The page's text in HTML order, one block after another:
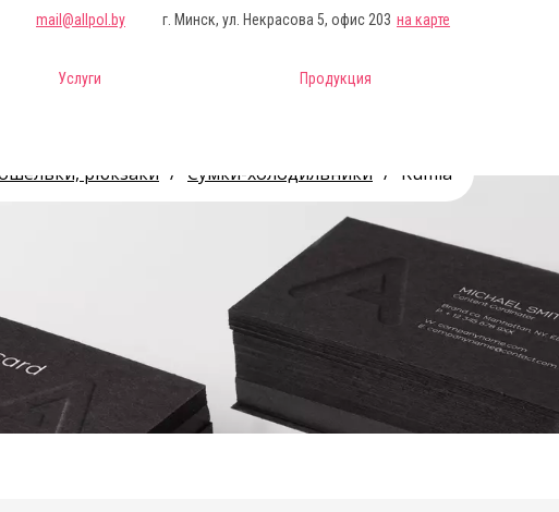
mail@allpol.by г. Минск, ул. Некрасова 5, офис 203 на карте
Услуги Продукция
рюкзаки / Сумки-холодильники / Kumla